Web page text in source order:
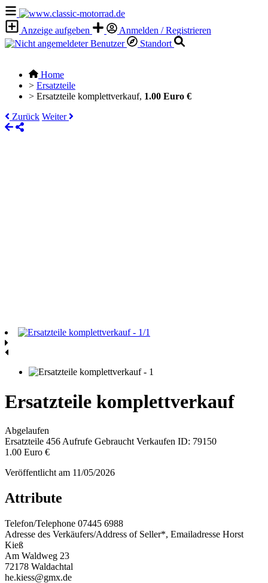
Anzeige aufgeben
Anmelden / Registrieren
Standort
Home
> Ersatzteile
> Ersatzteile komplettverkauf, 1.00 Euro €
Zurück Weiter
Ersatzteile komplettverkauf
Abgelaufen
Ersatzteile 456 Aufrufe Gebraucht Verkaufen ID: 79150
1.00 Euro €
Veröffentlicht am 11/05/2026
Attribute
Telefon/Telephone 07445 6988
Adresse des Verkäufers/Address of Seller*, Emailadresse Horst
Kieß
Am Waldweg 23
72178 Waldachtal
he.kiess@gmx.de